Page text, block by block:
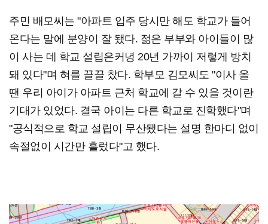
주민 배모씨는 "아파트 입주 당시만 해도 학교가 들어
온다는 말에 분양이 잘 됐다. 젊은 부부와 아이들이 많
이 사는 데 학교 설립은커녕 20년 가까이 저렇게 방치
돼 있다"며 혀를 끌끌 찼다. 학부모 김모씨도 "이사 올
땐 우리 아이가 아파트 근처 학교에 갈 수 있을 것이란
기대가 있었다. 결국 아이는 다른 학교로 진학했다"며
"공식적으로 학교 설립이 무산됐다는 설명 한마디 없이
속절없이 시간만 흘렀다"고 했다.